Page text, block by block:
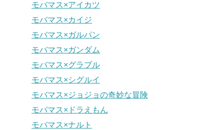
モバマス×アイカツ
モバマス×カイジ
モバマス×ガルパン
モバマス×ガンダム
モバマス×グラブル
モバマス×シグルイ
モバマス×ジョジョの奇妙な冒険
モバマス×ドラえもん
モバマス×ナルト